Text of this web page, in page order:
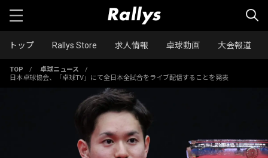
トップ Rallys Store 求人情報 卓球動画 大会報道
TOP / 卓球ニュース
/
日本卓球協会、「卓球TV」にて全日本全試合をライブ配信することを発表